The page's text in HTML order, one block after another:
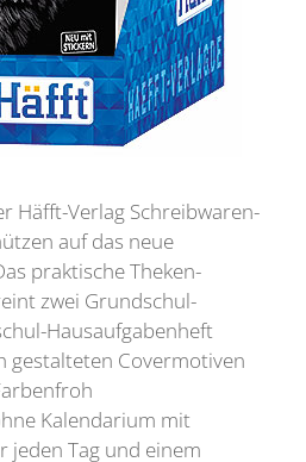
Häfft-Verlag Schreibwaren-
auf das neue
praktische Theken-
zwei Grundschul-
Hausaufgabenheft
gestalteten Covermotiven
Kalendarium mit
jeden Tag und einem